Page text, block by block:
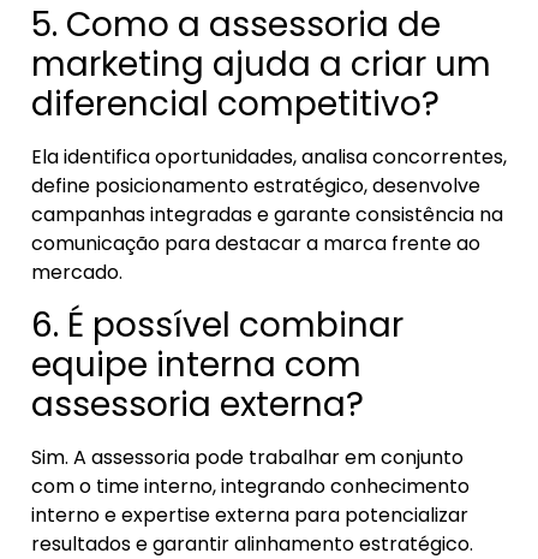
5. Como a assessoria de
marketing ajuda a criar um
diferencial competitivo?
Ela identifica oportunidades, analisa concorrentes,
define posicionamento estratégico, desenvolve
campanhas integradas e garante consistência na
comunicação para destacar a marca frente ao
mercado.
6. É possível combinar
equipe interna com
assessoria externa?
Sim. A assessoria pode trabalhar em conjunto
com o time interno, integrando conhecimento
interno e expertise externa para potencializar
resultados e garantir alinhamento estratégico.